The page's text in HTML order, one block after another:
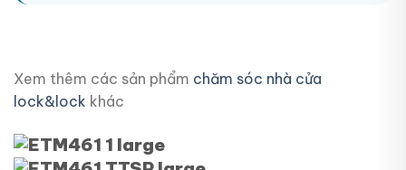
Xem thêm các sản phẩm chăm sóc nhà cửa
lock&lock khác